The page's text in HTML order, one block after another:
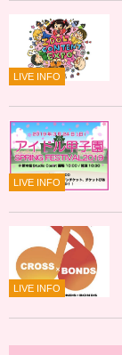
LIVE INFO
LIVE INFO
LIVE INFO